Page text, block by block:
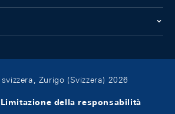
Zurigo (Svizzera) 2026
Limitazione della responsabilità